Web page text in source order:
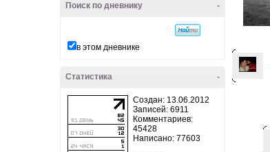
-
Поиск по дневнику
в этом дневнике
-
Статистика
Создан: 13.06.2012
Записей: 6911
Комментариев:
45428
Написано: 77603